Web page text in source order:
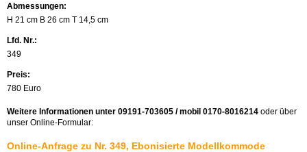
Abmessungen:
H 21 cm B 26 cm T 14,5 cm
Lfd. Nr.:
349
Preis:
780 Euro
Weitere Informationen unter 09191-703605 / mobil 0170-8016214 oder über
unser Online-Formular:
Online-Anfrage zu Nr. 349, Ebonisierte Modellkommode